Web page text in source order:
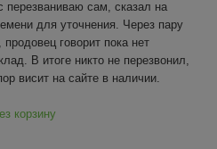
перезваниваю сам, сказал на
для уточнения. Через пару
говорит пока нет
В итоге никто не перезвонил,
висит на сайте в наличии.
корзину